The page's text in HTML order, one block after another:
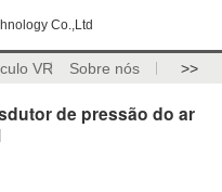
Co.,Ltd
VR Sobre nós >>
de pressão do ar